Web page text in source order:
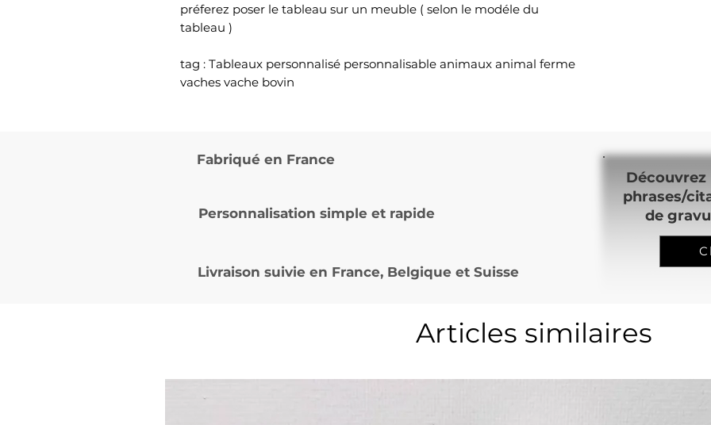
préferez poser le tableau sur un meuble ( selon le modéle du
tableau )
tag : Tableaux personnalisé personnalisable animaux animal ferme
vaches vache bovin
Fabriqué en France
Personnalisation simple et rapide
Livraison suivie en France, Belgique et Suisse
phrases/
de
Articles similaires